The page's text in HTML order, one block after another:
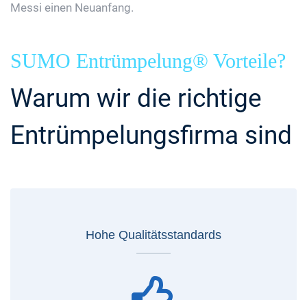
Messi einen Neuanfang.
SUMO Entrümpelung® Vorteile?
Warum wir die richtige
Entrümpelungsfirma sind
Hohe Qualitätsstandards